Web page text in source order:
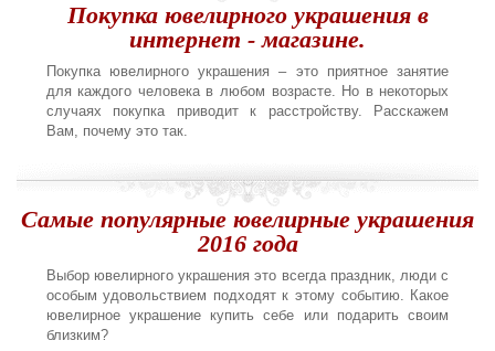
Покупка ювелирного украшения в
интернет - магазине.
Покупка ювелирного украшения – это приятное занятие
для каждого человека в любом возрасте. Но в некоторых
случаях покупка приводит к расстройству. Расскажем
Вам, почему это так.
Самые популярные ювелирные украшения
2016 года
Выбор ювелирного украшения это всегда праздник, люди с
особым удовольствием подходят к этому событию. Какое
ювелирное украшение купить себе или подарить своим
близким?